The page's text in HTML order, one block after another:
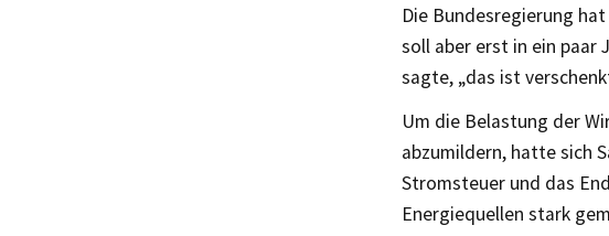
Die Bundesregierung
soll aber erst in ein paar
sagte, „das ist
Um die Belastung der
abzumildern, hatte sich
Stromsteuer und das
Energiequellen stark